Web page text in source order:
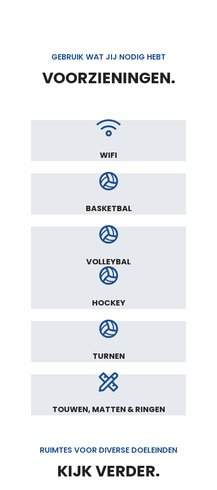
GEBRUIK WAT JIJ NODIG HEBT
VOORZIENINGEN.
WIFI
BASKETBAL
VOLLEYBAL
HOCKEY
TURNEN
TOUWEN, MATTEN & RINGEN
RUIMTES VOOR DIVERSE DOELEINDEN
KIJK VERDER.